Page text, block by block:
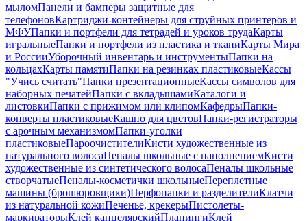
мыломПанели и бамперы защитные для
телефоновКартриджи-контейнеры для струйных принтеров и
МФУПапки и портфели для тетрадей и уроков трудаКарты
игральныеПапки и портфели из пластика и тканиКарты Мира
и РоссииУборочный инвентарь и инструментыПапки на
кольцахКарты памятиПапки на резинках пластиковыеКассы
"Учись считать"Папки презентационныеКассы символов для
наборных печатейПапки с вкладышамиКаталоги и
листовкиПапки с прижимом или клипомКафедрыПапки-
конверты пластиковыеКашпо для цветовПапки-регистраторы
с арочным механизмомПапки-уголки
пластиковыеПароочистителиКисти художественные из
натурального волосаПеналы школьные с наполнениемКисти
художественные из синтетического волосаПеналы школьные
створчатыеПеналы-косметички школьныеПереплетные
машины (брошюровщики)Перфопапки и разделителиКлатчи
из натуральной кожиПеченье, крекерыПистолеты-
маркираторыКлей канцелярскийПланингиКлей